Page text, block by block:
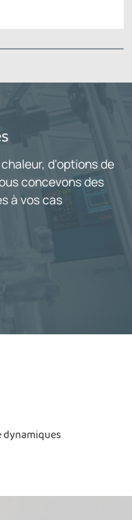
d'options de
concevons des
à vos cas
dynamiques